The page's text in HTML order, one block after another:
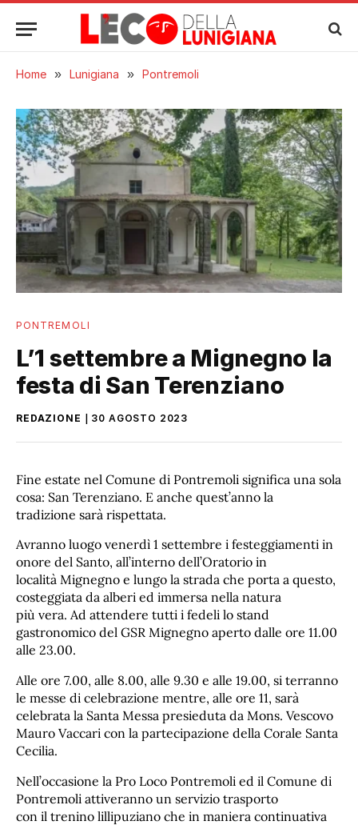
Home » Lunigiana » Pontremoli
PONTREMOLI
L’1 settembre a Mignegno la
festa di San Terenziano
REDAZIONE 30 AGOSTO 2023
Fine estate nel Comune di Pontremoli significa una sola
cosa: San Terenziano. E anche quest’anno la
tradizione sarà rispettata.
Avranno luogo venerdì 1 settembre i festeggiamenti in
onore del Santo, all’interno dell’Oratorio in
località Mignegno e lungo la strada che porta a questo,
costeggiata da alberi ed immersa nella natura
più vera. Ad attendere tutti i fedeli lo stand
gastronomico del GSR Mignegno aperto dalle ore 11.00
alle 23.00.
Alle ore 7.00, alle 8.00, alle 9.30 e alle 19.00, si terranno
le messe di celebrazione mentre, alle ore 11, sarà
celebrata la Santa Messa presieduta da Mons. Vescovo
Mauro Vaccari con la partecipazione della Corale Santa
Cecilia.
Nell’occasione la Pro Loco Pontremoli ed il Comune di
Pontremoli attiveranno un servizio trasporto
con il trenino lillipuziano che in maniera continuativa